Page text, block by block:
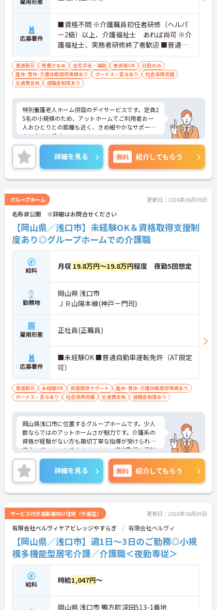
応募要件
■資格不問 ※介護職員初任者研修（ヘルパ
ー2級）以上、介護福祉士 あれば尚可 ※介
護福祉士、実務者研修終了者歓迎 ■普通自
動車運転免許必須（ＡＴ限定可）
車通勤可 残業少なめ 住宅手当・補助 無資格OK
日勤のみ
産休･育休･介護休暇取得実績あり
ボーナス・賞与あり
社会保険完備
交通費支給
退職金制度あり
特別養護老人ホーム併設のデイサービスです。定員2
5名の小規模のため、アットホームでご利用者お一
人おひとりとの距離も近く、きめ細やかなサポート
もしやすいです。
日曜固定休み、日勤帯のみのお仕事で残業少なめ！
プライベートとの両立を重視されたい方におすすめ
です。
ご興味ある方には、面接対策ポイントなど、さらに
詳細をお話しいたしますのでお気軽にご相談くださ
詳細を見る 無料 紹介してもらう
グループホーム 更新日：2026年06月05日
名称非公開 ※詳細はお問合せください
【岡山県／浅口市】未経験OK＆資格取得支援制
度あり◎グループホームでの介護職
給料 月収 19.8万円～19.8万円程度 夜勤5回想定
勤務地
岡山県 浅口市
ＪＲ山陽本線(神戸－門司)
雇用形態 正社員(正職員)
応募要件
■未経験OK ■普通自動車運転免許（AT限定
可）
車通勤可 未経験OK 資格取得サポート
産休･育休･介護休暇取得実績あり
ボーナス・賞与あり
社会保険完備 交通費支給 退職金制度あり
岡山県浅口市に位置するグループホームです。少人
数ならではのアットホームさが魅力です。介護系の
資格が経験がない方も親切丁寧な指導が受けられ、
安心してスタートできます。また、資格取得支援制
度もあり、働きながらスキルアップも目指す。年間
休日は少なめですが、希望休の考慮もあり、また、
長期休暇も相談可能です。ご興味のある方には、面
接対策ポイントなど、さらに詳細をお話しいたしま
すのでお気軽にご相談ください！
詳細を見る 無料 紹介してもらう
サービス付き高齢者向け住宅（サ高住） 更新日：2026年06月05日
有限会社ベルヴィケアビレッジやすらぎ 有限会社ベルヴィ
【岡山県／浅口市】週1日～3日のご勤務◎小規
模多機能型居宅介護／介護職＜夜勤専従＞
給料 時給1,047円～
岡山県 浅口市 鴨方町深田513-1番地